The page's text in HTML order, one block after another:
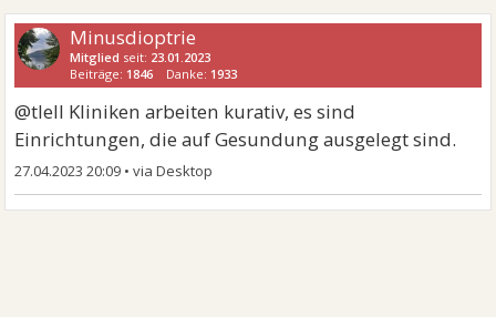
Minusdioptrie
Mitglied seit: 23.01.2023
Beiträge: 1846 Danke: 1933
@tlell Kliniken arbeiten kurativ, es sind
Einrichtungen, die auf Gesundung ausgelegt sind.
27.04.2023 20:09 •